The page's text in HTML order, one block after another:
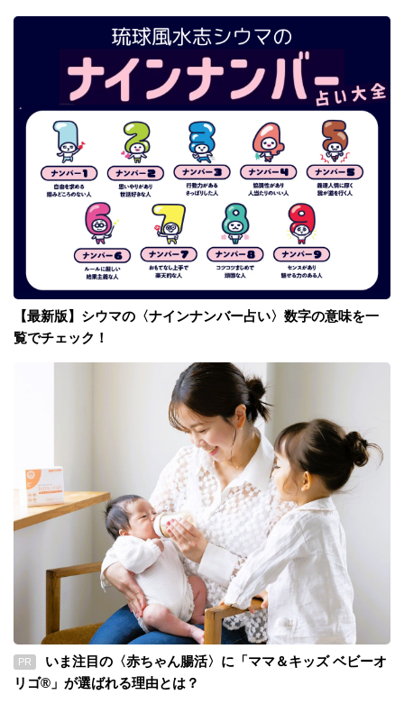
【最新版】シウマの〈ナインナンバー占い〉数字の意味を一
覧でチェック！
PR
いま注目の〈赤ちゃん腸活〉に「ママ＆キッズ ベビーオ
リゴ®」が選ばれる理由とは？